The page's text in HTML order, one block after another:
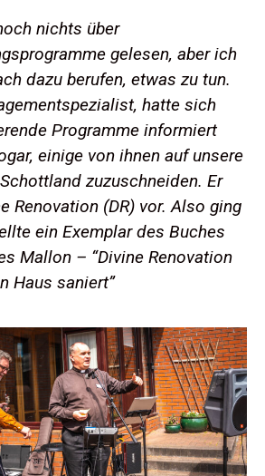
nichts über
gelesen, aber ich
dazu berufen, etwas zu tun.
hatte sich
Programme informiert
einige von ihnen auf unsere
zuzuschneiden. Er
Renovation (DR) vor. Also ging
ein Exemplar des Buches
Mallon – “Divine Renovation
Haus saniert”